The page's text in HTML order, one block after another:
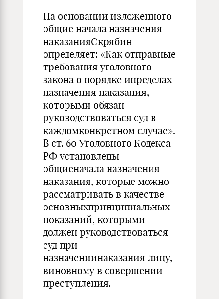
На основании изложенного
общие начала назначения
наказанияСкрябин
определяет: «Как отправные
требования уголовного
закона о порядке ипределах
назначения наказания,
которыми обязан
руководствоваться суд в
каждомконкретном случае».
В ст. 60 Уголовного Кодекса
РФ установлены
общиеначала назначения
наказания, которые можно
рассматривать в качестве
основныхпринципиальных
показаний, которыми
должен руководствоваться
суд при
назначениинаказания лицу,
виновному в совершении
преступления.